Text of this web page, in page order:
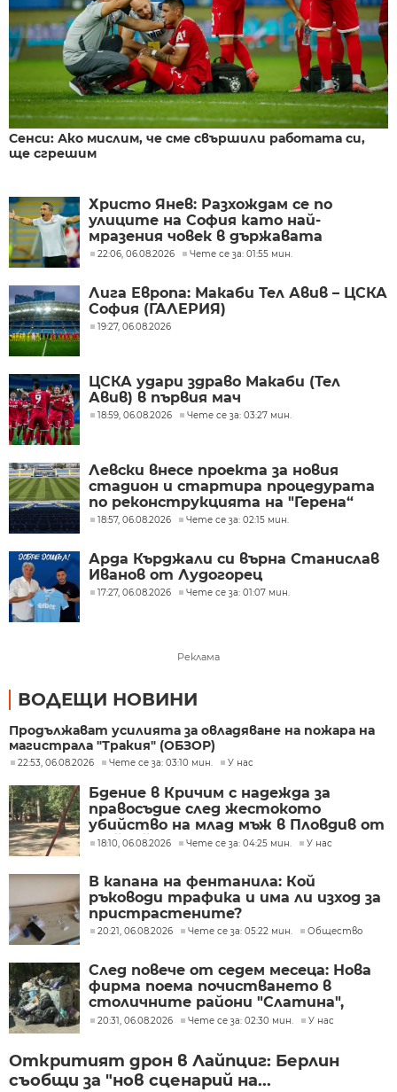
Сенси: Ако мислим, че сме свършили работата си,
ще сгрешим
Христо Янев: Разхождам се по
улиците на София като най-
мразения човек в държавата
22:06, 06.08.2026 Чете се за: 01:55 мин.
Лига Европа: Макаби Тел Авив – ЦСКА
София (ГАЛЕРИЯ)
19:27, 06.08.2026
ЦСКА удари здраво Макаби (Тел
Авив) в първия мач
18:59, 06.08.2026 Чете се за: 03:27 мин.
Левски внесе проекта за новия
стадион и стартира процедурата
по реконструкцията на "Герена“
18:57, 06.08.2026 Чете се за: 02:15 мин.
Арда Кърджали си върна Станислав
Иванов от Лудогорец
17:27, 06.08.2026 Чете се за: 01:07 мин.
Реклама
ВОДЕЩИ НОВИНИ
Продължават усилията за овладяване на пожара на
магистрала "Тракия" (ОБЗОР)
22:53, 06.08.2026 Чете се за: 03:10 мин. У нас
Бдение в Кричим с надежда за
правосъдие след жестокото
убийство на млад мъж в Пловдив от
тийнейджъри
18:10, 06.08.2026 Чете се за: 04:25 мин. У нас
В капана на фентанила: Кой
ръководи трафика и има ли изход за
пристрастените?
20:21, 06.08.2026 Чете се за: 05:22 мин. Общество
След повече от седем месеца: Нова
фирма поема почистването в
столичните райони "Слатина",
"Подуяне" и "Изгрев"
20:31, 06.08.2026 Чете се за: 02:30 мин. У нас
Откритият дрон в Лайпциг: Берлин
съобщи за "нов сценарий на...